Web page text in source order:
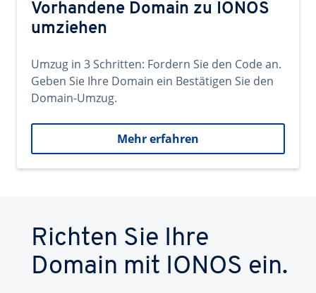
Vorhandene Domain zu IONOS
umziehen
Umzug in 3 Schritten: Fordern Sie den Code an.
Geben Sie Ihre Domain ein Bestätigen Sie den
Domain-Umzug.
Mehr erfahren
Richten Sie Ihre
Domain mit IONOS ein.